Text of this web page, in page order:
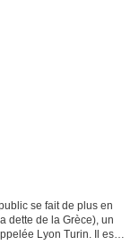
se fait de plus en
dette de la Grèce), un
Lyon Turin. Il est